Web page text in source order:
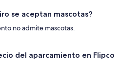
se aceptan mascotas?
no admite mascotas.
del aparcamiento en Flipco